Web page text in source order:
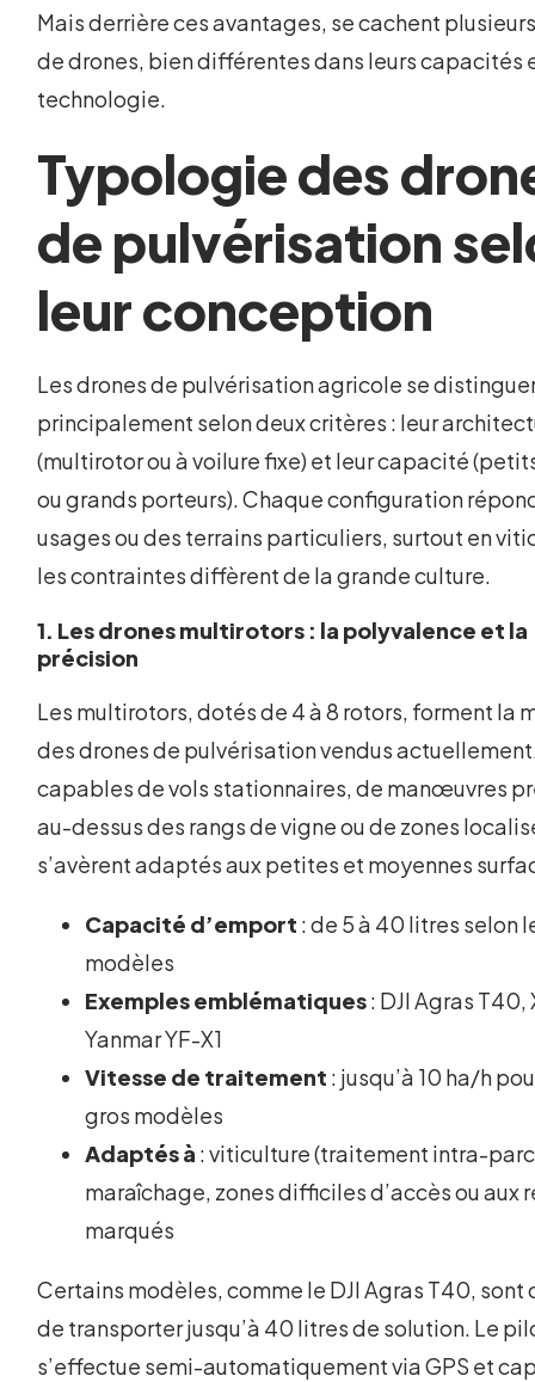
Mais derrière ces avantages, se cachent
de drones, bien différentes dans leurs capacités
technologie.
Typologie des
de pulvérisation
leur conception
Les drones de pulvérisation agricole se
principalement selon deux critères : leur
(multirotor ou à voilure fixe) et leur capacité
ou grands porteurs). Chaque configuration
usages ou des terrains particuliers, surtout en
les contraintes diffèrent de la grande culture.
1. Les drones multirotors : la polyvalence et la
précision
Les multirotors, dotés de 4 à 8 rotors, forment la
des drones de pulvérisation vendus
capables de vols stationnaires, de manœuvres
au-dessus des rangs de vigne ou de zones
s’avèrent adaptés aux petites et moyennes
Capacité d’emport : de 5 à 40 litres selon
modèles
Exemples emblématiques: DJI Agras T40,
Yanmar YF-X1
Vitesse de traitement : jusqu’à 10 ha/h
gros modèles
Adaptés à : viticulture (traitement intra-
maraîchage, zones difficiles d’accès ou aux
marqués
Certains modèles, comme le DJI Agras T40,
de transporter jusqu’à 40 litres de solution. Le
s’effectue semi-automatiquement via GPS et